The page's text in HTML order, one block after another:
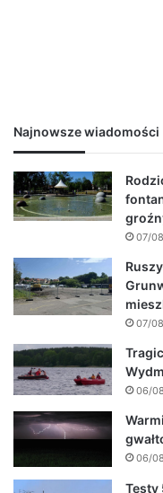
Najnowsze wiadomości
07/
07/
06/
06/
Testy